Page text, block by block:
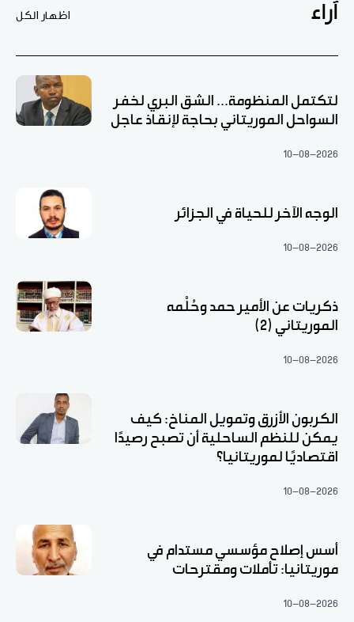
آراء اظهار الكل
لتكتمل المنظومة... الشق البري لخفر
السواحل الموريتاني بحاجة لإنقاذ عاجل
10-08-2026
الوجه الآخر للحياة في الجزائر
10-08-2026
ذكريات عن الأمير حمد وحُلْمه
الموريتاني (2)
10-08-2026
الكربون الأزرق وتمويل المناخ: كيف
يمكن للنظم الساحلية أن تصبح رصيدًا
اقتصاديًا لموريتانيا؟
10-08-2026
أسس إصلاح مؤسسي مستدام في
موريتانيا: تأملات ومقترحات
10-08-2026